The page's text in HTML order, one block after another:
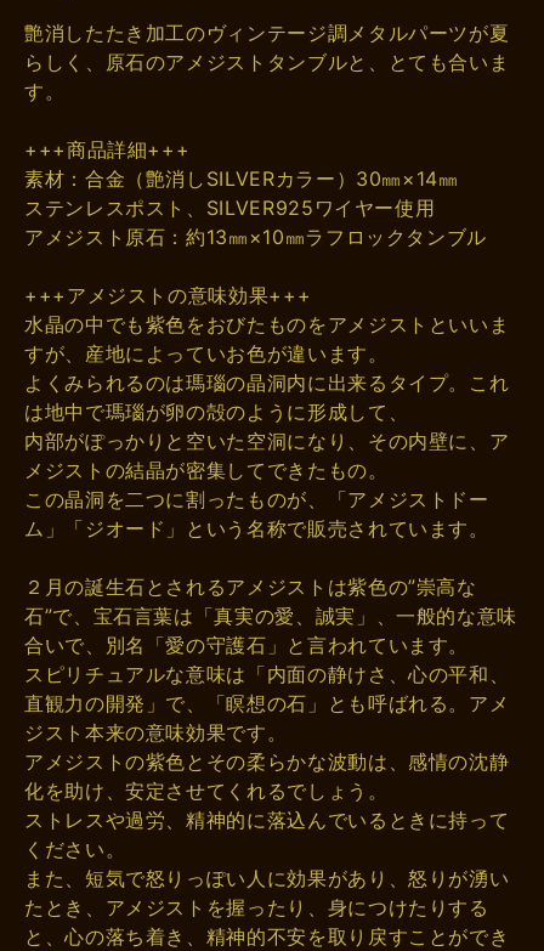
艶消したたき加工のヴィンテージ調メタルパーツが夏
らしく、原石のアメジストタンブルと、とても合いま
す。
+++商品詳細+++
素材：合金（艶消しSILVERカラー）30㎜×14㎜
ステンレスポスト、SILVER925ワイヤー使用
アメジスト原石：約13㎜×10㎜ラフロックタンブル
+++アメジストの意味効果+++
水晶の中でも紫色をおびたものをアメジストといいま
すが、産地によっていお色が違います。
よくみられるのは瑪瑙の晶洞内に出来るタイプ。これ
は地中で瑪瑙が卵の殻のように形成して、
内部がぽっかりと空いた空洞になり、その内壁に、ア
メジストの結晶が密集してできたもの。
この晶洞を二つに割ったものが、「アメジストドー
ム」「ジオード」という名称で販売されています。
２月の誕生石とされるアメジストは紫色の”崇高な
石”で、宝石言葉は「真実の愛、誠実」、一般的な意味
合いで、別名「愛の守護石」と言われています。
スピリチュアルな意味は「内面の静けさ、心の平和、
直観力の開発」で、「瞑想の石」とも呼ばれる。アメ
ジスト本来の意味効果です。
アメジストの紫色とその柔らかな波動は、感情の沈静
化を助け、安定させてくれるでしょう。
ストレスや過労、精神的に落込んでいるときに持って
ください。
また、短気で怒りっぽい人に効果があり、怒りが湧い
たとき、アメジストを握ったり、身につけたりする
と、心の落ち着き、精神的不安を取り戻すことができ